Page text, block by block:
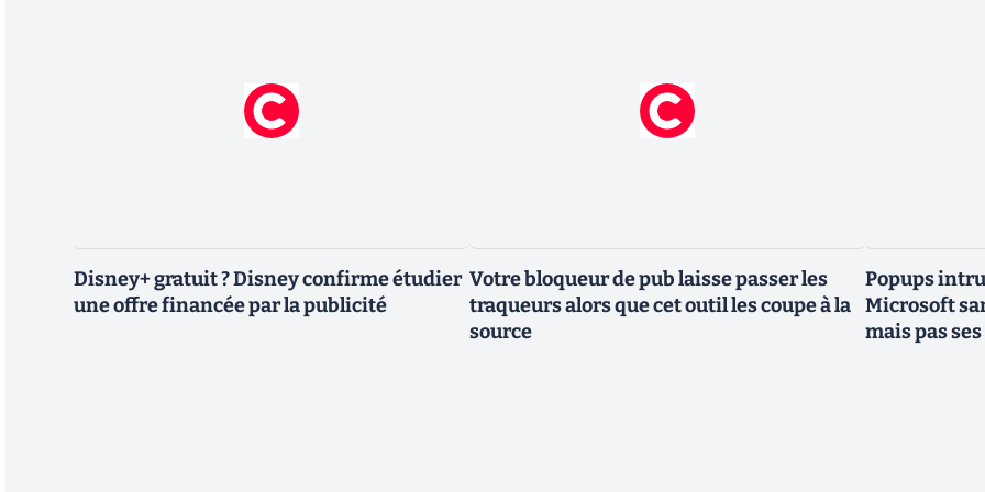
Disney+ gratuit ? Disney confirme étudier
une offre financée par la publicité
Votre bloqueur de pub laisse passer les
traqueurs alors que cet outil les coupe à la
source
Popups
Microsoft
mais pas